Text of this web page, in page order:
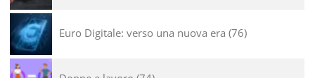
Euro Digitale: verso una nuova era 76